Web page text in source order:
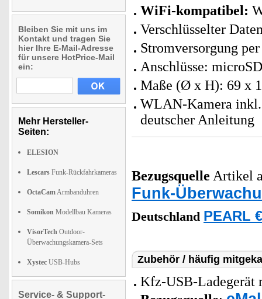
Bleiben Sie mit uns im
Kontakt und tragen Sie
hier Ihre E-Mail-Adresse
für unsere HotPrice-Mail
ein:
Mehr Hersteller-
Seiten:
ELESION
Lescars Funk-Rückfahrkameras
OctaCamArmbanduhren
Somikon Modellbau Kameras
VisorTech Outdoor-
Überwachungskamera-Sets
Xystec USB-Hubs
Service- & Support-
WiFi-kompatibel:
Verschlüsselter
Stromversorgung
Anschlüsse:
Maße (Ø x H): 69 x
WLAN-Kamera inkl.
deutscher Anleitung
Bezugsquelle Artikel
Funk-
Deutschland PEARL
Zubehör / häufig
Kfz-USB-Ladegerät